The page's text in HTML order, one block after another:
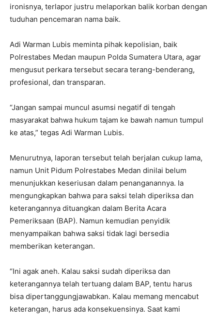
ironisnya, terlapor justru melaporkan balik korban dengan
tuduhan pencemaran nama baik.
Adi Warman Lubis meminta pihak kepolisian, baik
Polrestabes Medan maupun Polda Sumatera Utara, agar
mengusut perkara tersebut secara terang-benderang,
profesional, dan transparan.
“Jangan sampai muncul asumsi negatif di tengah
masyarakat bahwa hukum tajam ke bawah namun tumpul
ke atas,” tegas Adi Warman Lubis.
Menurutnya, laporan tersebut telah berjalan cukup lama,
namun Unit Pidum Polrestabes Medan dinilai belum
menunjukkan keseriusan dalam penanganannya. Ia
mengungkapkan bahwa para saksi telah diperiksa dan
keterangannya dituangkan dalam Berita Acara
Pemeriksaan (BAP). Namun kemudian penyidik
menyampaikan bahwa saksi tidak lagi bersedia
memberikan keterangan.
“Ini agak aneh. Kalau saksi sudah diperiksa dan
keterangannya telah tertuang dalam BAP, tentu harus
bisa dipertanggungjawabkan. Kalau memang mencabut
keterangan, harus ada konsekuensinya. Saat kami